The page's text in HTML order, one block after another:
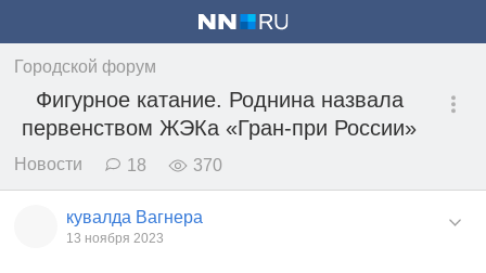
Городской форум
Фигурное катание. Роднина назвала
первенством ЖЭКа «Гран-при России»
Новости 18 370
кувалда Вагнера
13 ноября 2023